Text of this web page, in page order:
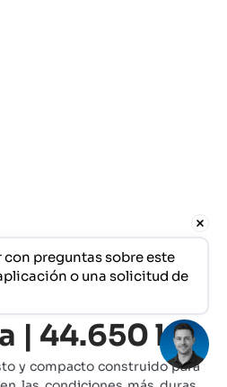
| 44.650 lm
y compacto construido para
con preguntas sobre este
o una solicitud de